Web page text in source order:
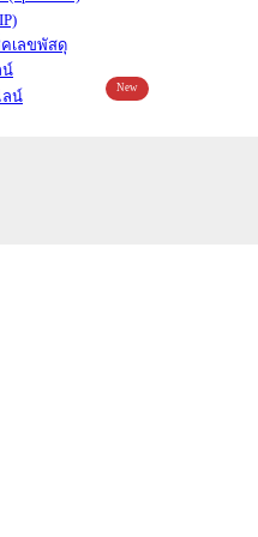
คเลขพัสดุ
น์
ลน์
New